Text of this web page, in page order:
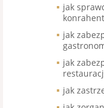
jak
jak
jak
jak